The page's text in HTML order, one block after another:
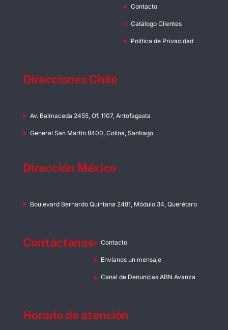
Contacto
Catálogo Clientes
Política de Privacidad
Direcciones Chile
Av. Balmaceda 2455, Of. 1107, Antofagasta
General San Martín 8400, Colina, Santiago
Dirección México
Boulevard Bernardo Quintana 2481, Módulo 34, Querétaro
Contáctanos Contacto
Envíanos un mensaje
Canal de Denuncias ABN Avanza
Horario de atención